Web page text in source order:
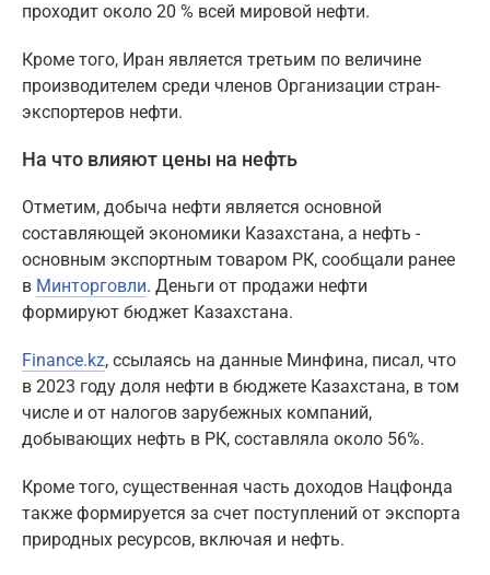
проходит около 20 % всей мировой нефти.
Кроме того, Иран является третьим по величине
производителем среди членов Организации стран-
экспортеров нефти.
На что влияют цены на нефть
Отметим, добыча нефти является основной
составляющей экономики Казахстана, а нефть -
основным экспортным товаром РК, сообщали ранее
в Минторговли. Деньги от продажи нефти
формируют бюджет Казахстана.
Finance.kz, ссылаясь на данные Минфина, писал, что
в 2023 году доля нефти в бюджете Казахстана, в том
числе и от налогов зарубежных компаний,
добывающих нефть в РК, составляла около 56%.
Кроме того, существенная часть доходов Нацфонда
также формируется за счет поступлений от экспорта
природных ресурсов, включая и нефть.